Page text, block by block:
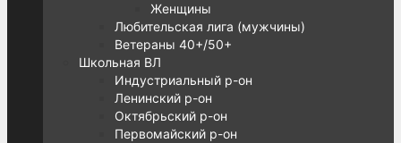
Женщины
Любительская лига (мужчины)
Ветераны 40+/50+
Школьная ВЛ
Индустриальный р-он
Ленинский р-он
Октябрьский р-он
Первомайский р-он